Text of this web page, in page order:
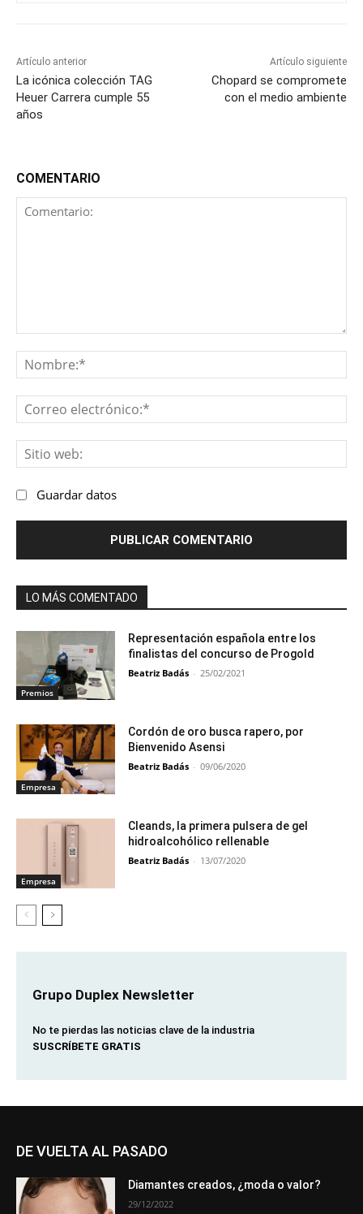
Artículo anterior
La icónica colección TAG
Heuer Carrera cumple 55
años
Artículo siguiente
Chopard se compromete
con el medio ambiente
COMENTARIO
Guardar datos
LO MÁS COMENTADO
Premios
Representación española entre los
finalistas del concurso de Progold
Beatriz Badás - 25/02/2021
Empresa
Cordón de oro busca rapero, por
Bienvenido Asensi
Beatriz Badás - 09/06/2020
Empresa
Cleands, la primera pulsera de gel
hidroalcohólico rellenable
Beatriz Badás - 13/07/2020
Grupo Duplex Newsletter
No te pierdas las noticias clave de la industria
SUSCRÍBETE GRATIS
DE VUELTA AL PASADO
Diamantes creados, ¿moda o valor?
29/12/2022